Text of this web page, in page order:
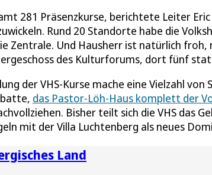
281 Präsenzkurse, berichtete Leiter
Rund 20 Standorte habe die
Zentrale. Und Hausherr ist natürlich froh,
des Kulturforums, dort fünf
der VHS-Kurse mache eine Vielzahl
das Pastor-Löh-Haus komplett der
Bisher teilt sich die VHS das
mit der Villa Luchtenberg als neues
Land